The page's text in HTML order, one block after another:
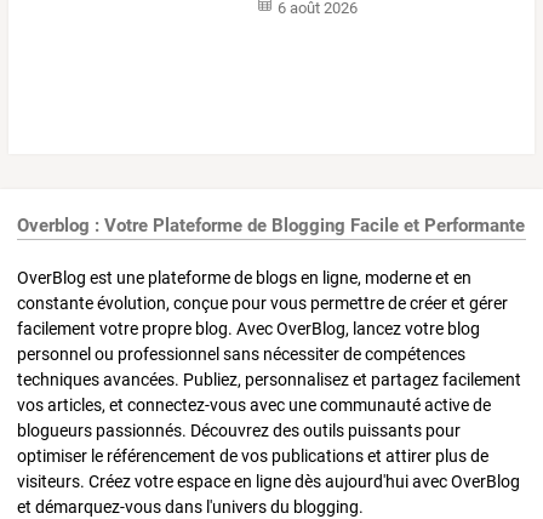
6 août 2026
Overblog : Votre Plateforme de Blogging Facile et Performante
OverBlog est une plateforme de blogs en ligne, moderne et en
constante évolution, conçue pour vous permettre de créer et gérer
facilement votre propre blog. Avec OverBlog, lancez votre blog
personnel ou professionnel sans nécessiter de compétences
techniques avancées. Publiez, personnalisez et partagez facilement
vos articles, et connectez-vous avec une communauté active de
blogueurs passionnés. Découvrez des outils puissants pour
optimiser le référencement de vos publications et attirer plus de
visiteurs. Créez votre espace en ligne dès aujourd'hui avec OverBlog
et démarquez-vous dans l'univers du blogging.